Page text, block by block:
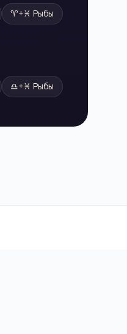
♈+♓ Рыбы
♎+♓ Рыбы